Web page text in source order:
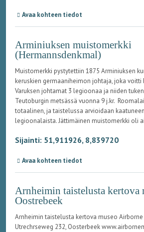
Avaa kohteen tiedot
Arminiuksen muistomerkki
(Hermannsdenkmal)
Muistomerkki pystytettiin 1875 Arminiuksen
keruskien germaaniheimon johtaja, joka voitti
Varuksen johtamat 3 legioonaa ja niiden
Teutoburgin metsässä vuonna 9 j.kr.
totaalinen, ja taistelussa arvioidaan
legioonalaista. Jättimäinen muistomerkki oli
Sijainti: 51,911926, 8,839720
Avaa kohteen tiedot
Arnheimin taistelusta kertova
Oostrebeek
Arnheimin taistelusta kertova museo Airborne
Utrechrseweg 232, Oosterbeek